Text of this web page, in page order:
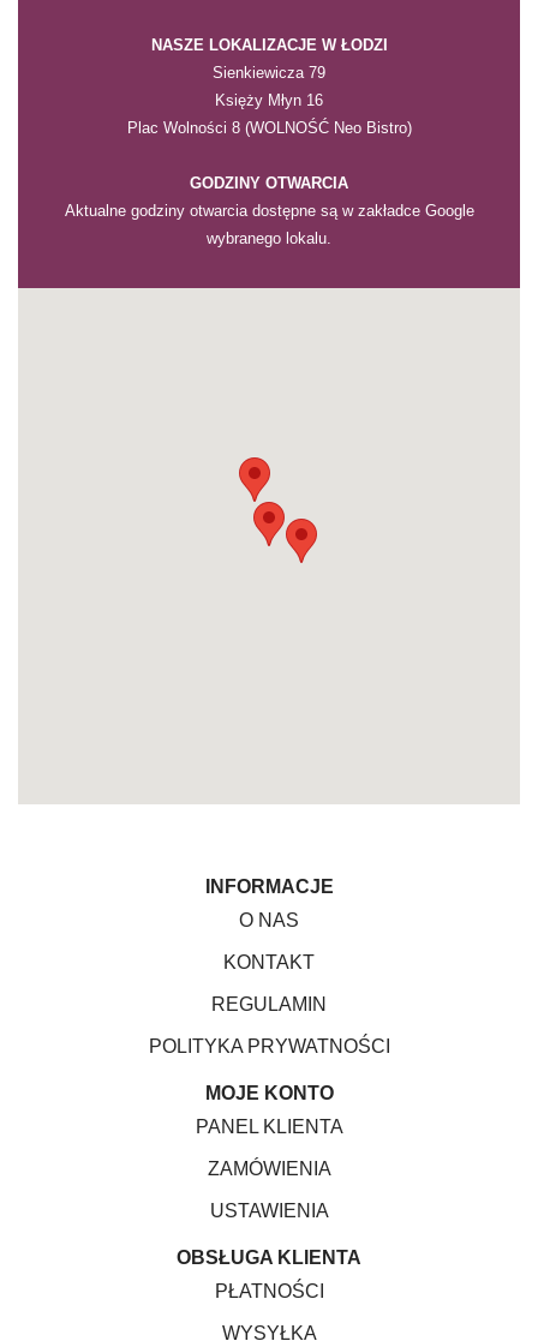
NASZE LOKALIZACJE W ŁODZI
Sienkiewicza 79
Księży Młyn 16
Plac Wolności 8 (WOLNOŚĆ Neo Bistro)
GODZINY OTWARCIA
Aktualne godziny otwarcia dostępne są w zakładce Google
wybranego lokalu.
INFORMACJE
O NAS
KONTAKT
REGULAMIN
POLITYKA PRYWATNOŚCI
MOJE KONTO
PANEL KLIENTA
ZAMÓWIENIA
USTAWIENIA
OBSŁUGA KLIENTA
PŁATNOŚCI
WYSYŁKA